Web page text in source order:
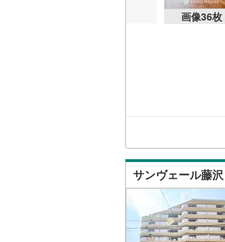
画像36枚
サンヴェール藤沢